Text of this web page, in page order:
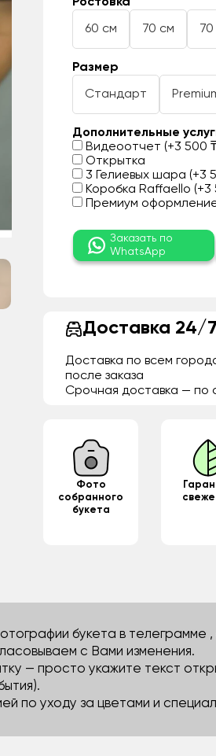
60 см 70 см
Размер
Стандарт
Дополнительные
Видеоотчет (+3 500
Открытка
3 Гелиевых шара (+3
Коробка Raffaello (+3
Премиум
Заказать по
WhatsApp
Доставка 24/7
Доставка по всем
после заказа
Срочная доставка — по
Фото
собранного
букета
букета в телеграмме ,
с Вами изменения.
— просто укажите текст
по уходу за цветами и